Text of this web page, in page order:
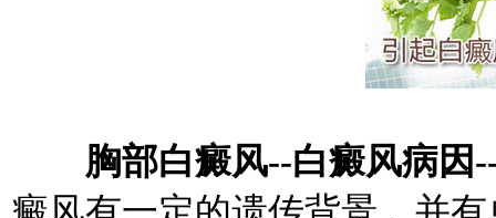
胸部白癜风--白癜风病因